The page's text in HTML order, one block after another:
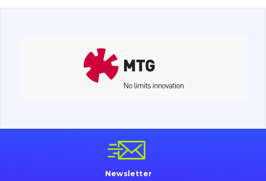
Vacancies
Newsletter